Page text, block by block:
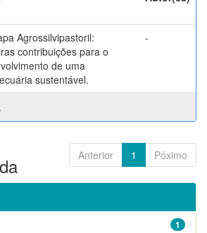
Agrossilvipastoril:
contribuições para o
de uma
sustentável.
-
Anterior 1 Póximo
1